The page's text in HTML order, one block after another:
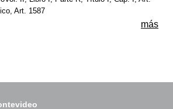
Art. 1587
más